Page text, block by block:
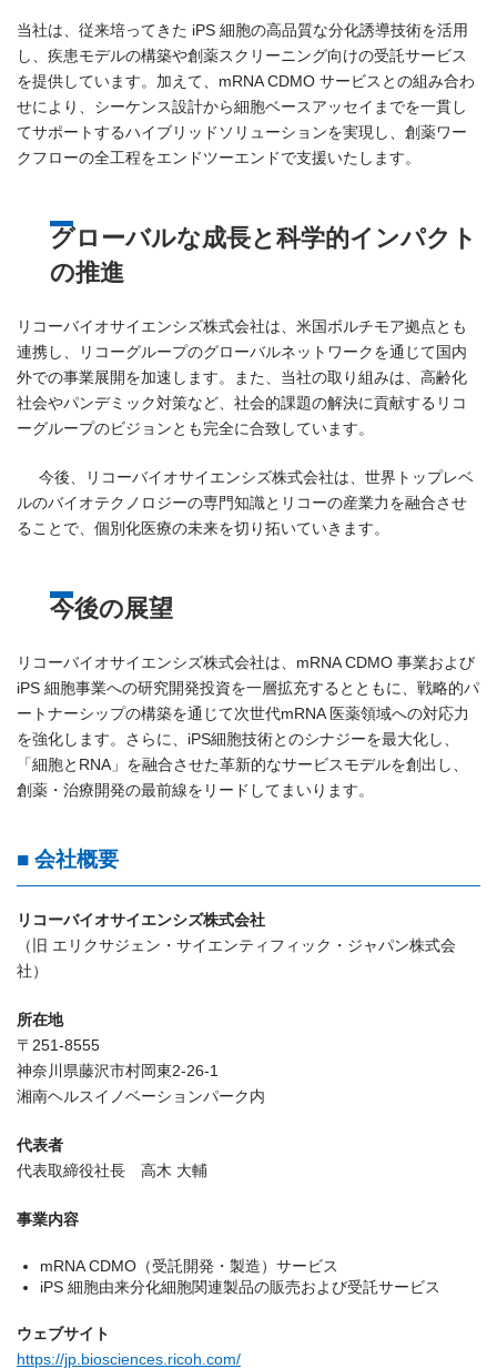
当社は、従来培ってきた iPS 細胞の高品質な分化誘導技術を活用
し、疾患モデルの構築や創薬スクリーニング向けの受託サービス
を提供しています。加えて、mRNA CDMO サービスとの組み合わ
せにより、シーケンス設計から細胞ベースアッセイまでを一貫し
てサポートするハイブリッドソリューションを実現し、創薬ワー
クフローの全工程をエンドツーエンドで支援いたします。
グローバルな成長と科学的インパクト
の推進
リコーバイオサイエンシズ株式会社は、米国ボルチモア拠点とも
連携し、リコーグループのグローバルネットワークを通じて国内
外での事業展開を加速します。また、当社の取り組みは、高齢化
社会やパンデミック対策など、社会的課題の解決に貢献するリコ
ーグループのビジョンとも完全に合致しています。
今後、リコーバイオサイエンシズ株式会社は、世界トップレベ
ルのバイオテクノロジーの専門知識とリコーの産業力を融合させ
ることで、個別化医療の未来を切り拓いていきます。
今後の展望
リコーバイオサイエンシズ株式会社は、mRNA CDMO 事業および
iPS 細胞事業への研究開発投資を一層拡充するとともに、戦略的パ
ートナーシップの構築を通じて次世代mRNA 医薬領域への対応力
を強化します。さらに、iPS細胞技術とのシナジーを最大化し、
「細胞とRNA」を融合させた革新的なサービスモデルを創出し、
創薬・治療開発の最前線をリードしてまいります。
■ 会社概要
リコーバイオサイエンシズ株式会社
（旧 エリクサジェン・サイエンティフィック・ジャパン株式会
社）
所在地
〒251-8555
神奈川県藤沢市村岡東2-26-1
湘南ヘルスイノベーションパーク内
代表者
代表取締役社長 高木 大輔
事業内容
mRNA CDMO（受託開発・製造）サービス
iPS 細胞由来分化細胞関連製品の販売および受託サービス
ウェブサイト
https://jp.biosciences.ricoh.com/